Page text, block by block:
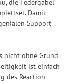
Damit
Support
nicht ohne Grund
ist einfach
des Reaction